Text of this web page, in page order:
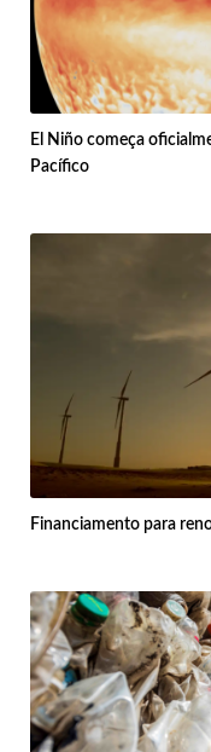
El Niño começa
Pacífico
Financiamento para